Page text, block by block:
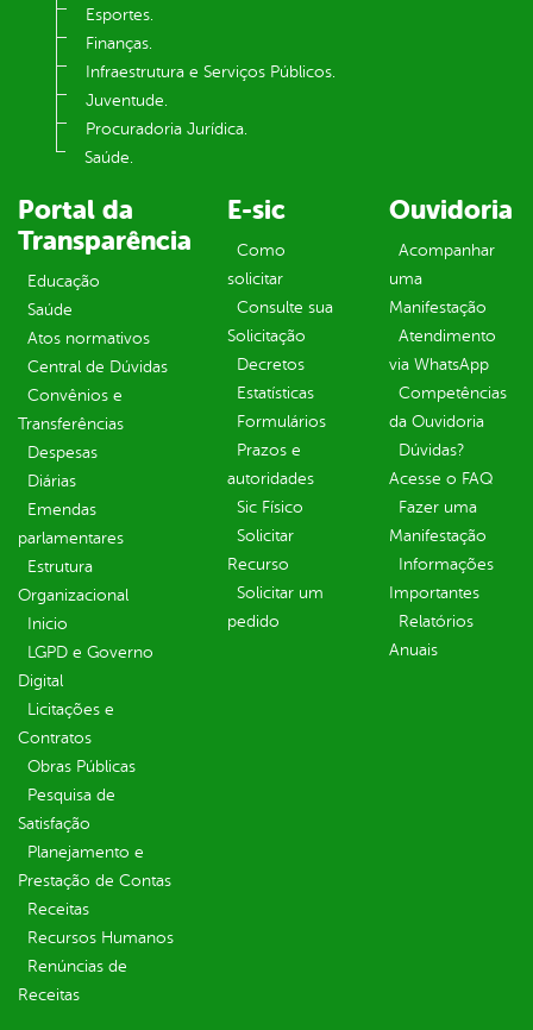
Esportes.
Finanças.
Infraestrutura e Serviços Públicos.
Juventude.
Procuradoria Jurídica.
Saúde.
Portal da
Transparência
Educação
Saúde
Atos normativos
Central de Dúvidas
Convênios e
Transferências
Despesas
Diárias
Emendas
parlamentares
Estrutura
Organizacional
Inicio
LGPD e Governo
Digital
Licitações e
Contratos
Obras Públicas
Pesquisa de
Satisfação
Planejamento e
Prestação de Contas
Receitas
Recursos Humanos
Renúncias de
Receitas
E-sic
Como
solicitar
Consulte sua
Solicitação
Decretos
Estatísticas
Formulários
Prazos e
autoridades
Sic Físico
Solicitar
Recurso
Solicitar um
pedido
Ouvidoria
Acompanhar
uma
Manifestação
Atendimento
via WhatsApp
Competências
da Ouvidoria
Dúvidas?
Acesse o FAQ
Fazer uma
Manifestação
Informações
Importantes
Relatórios
Anuais